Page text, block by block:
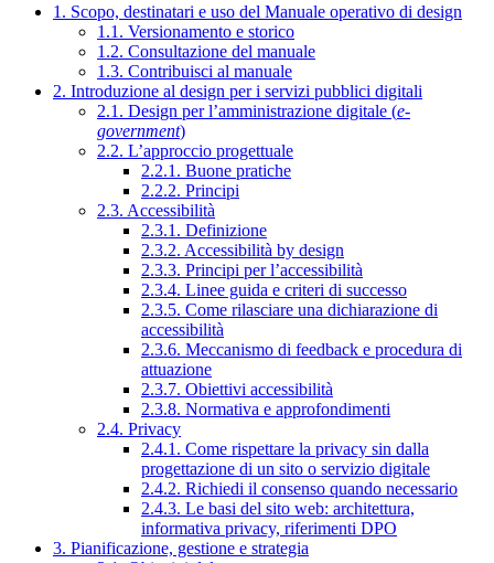
1. Scopo, destinatari e uso del Manuale operativo di design
1.1. Versionamento e storico
1.2. Consultazione del manuale
1.3. Contribuisci al manuale
2. Introduzione al design per i servizi pubblici digitali
2.1. Design per l’amministrazione digitale (e-
government)
2.2. L’approccio progettuale
2.2.1. Buone pratiche
2.2.2. Principi
2.3. Accessibilità
2.3.1. Definizione
2.3.2. Accessibilità by design
2.3.3. Principi per l’accessibilità
2.3.4. Linee guida e criteri di successo
2.3.5. Come rilasciare una dichiarazione di
accessibilità
2.3.6. Meccanismo di feedback e procedura di
attuazione
2.3.7. Obiettivi accessibilità
2.3.8. Normativa e approfondimenti
2.4. Privacy
2.4.1. Come rispettare la privacy sin dalla
progettazione di un sito o servizio digitale
2.4.2. Richiedi il consenso quando necessario
2.4.3. Le basi del sito web: architettura,
informativa privacy, riferimenti DPO
3. Pianificazione, gestione e strategia